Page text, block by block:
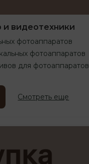
и видеотехники
фотоаппаратов
фотоаппаратов
для фотоаппаратов
Смотреть еще